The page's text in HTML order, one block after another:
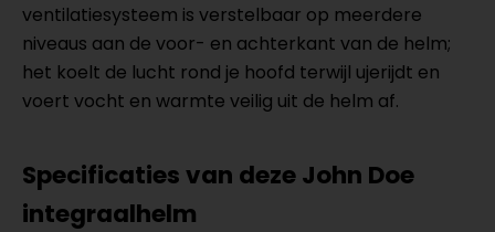
ventilatiesysteem is verstelbaar op meerdere
niveaus aan de voor- en achterkant van de helm;
het koelt de lucht rond je hoofd terwijl ujerijdt en
voert vocht en warmte veilig uit de helm af.
Specificaties van deze John Doe
integraalhelm